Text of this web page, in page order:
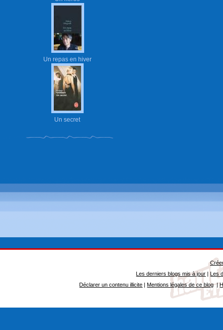
Un repas en hiver
Un secret
Les derniers blogs mis à jour |Les
Déclarer un contenu illicite |Mentions légales de ce blog|